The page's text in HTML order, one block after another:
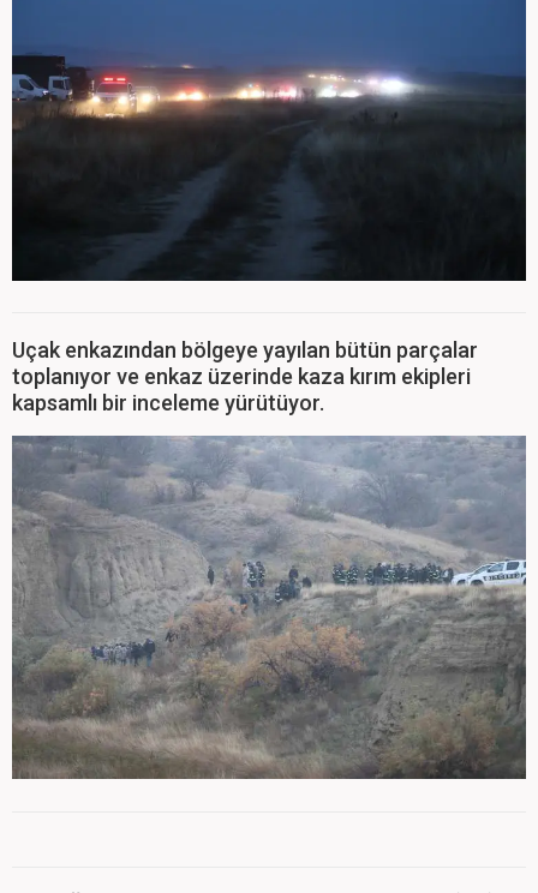
Uçak enkazından bölgeye yayılan bütün parçalar
toplanıyor ve enkaz üzerinde kaza kırım ekipleri
kapsamlı bir inceleme yürütüyor.